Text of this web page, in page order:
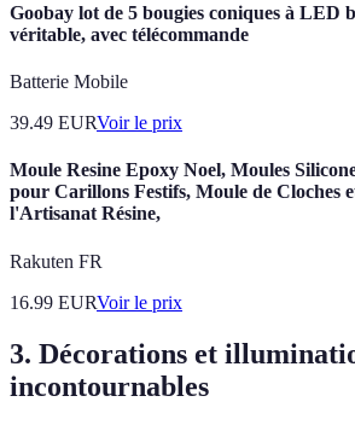
Goobay lot de 5 bougies coniques à LED
véritable, avec télécommande
Batterie Mobile
39.49 EURVoir le prix
Moule Resine Epoxy Noel, Moules
pour Carillons Festifs, Moule de Cloches
l'Artisanat Résine,
Rakuten FR
16.99 EURVoir le prix
3. Décorations et
incontournables